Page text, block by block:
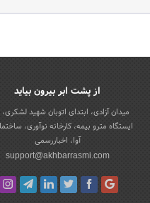
از پشت ابر بیرون بیاید
میدان آزادی، ابتدای اتوبان شهید
ایستگاه مترو بیمه، کارخانه نوآوری،
آوا، اخباررسمی
support@akhbarrasmi.com